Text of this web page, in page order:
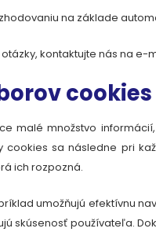
na základe
kontaktujte nás na e-
cookies
malé množstvo
cookies sa následne pri
ich rozpozná.
umožňujú efektívnu
skúsenosť používateľa.